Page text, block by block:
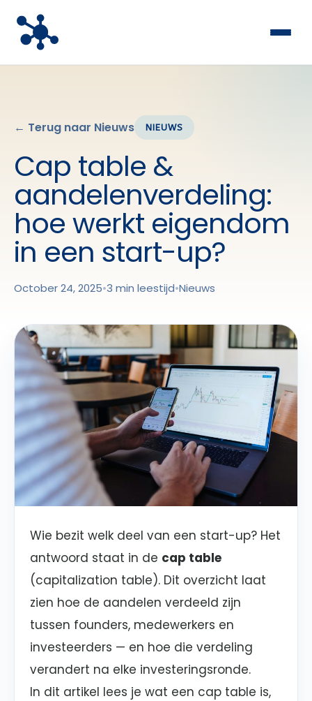
← Terug naar Nieuws NIEUWS
Cap table &
aandelenverdeling:
hoe werkt eigendom
in een start-up?
October 24, 2025•3 min leestijd•Nieuws
Wie bezit welk deel van een start-up? Het
antwoord staat in de cap table
(capitalization table). Dit overzicht laat
zien hoe de aandelen verdeeld zijn
tussen founders, medewerkers en
investeerders — en hoe die verdeling
verandert na elke investeringsronde.
In dit artikel lees je wat een cap table is,